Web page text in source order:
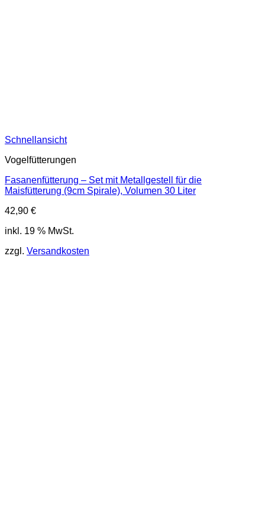
Schnellansicht
Vogelfütterungen
Fasanenfütterung – Set mit Metallgestell für die
Maisfütterung (9cm Spirale), Volumen 30 Liter
42,90 €
inkl. 19 % MwSt.
zzgl. Versandkosten